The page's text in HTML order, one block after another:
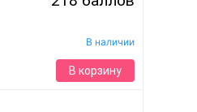
В наличии
В корзину